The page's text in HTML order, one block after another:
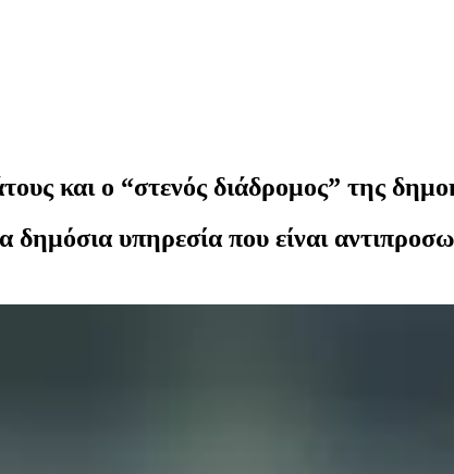
και ο “στενός διάδρομος” της
υπηρεσία που είναι